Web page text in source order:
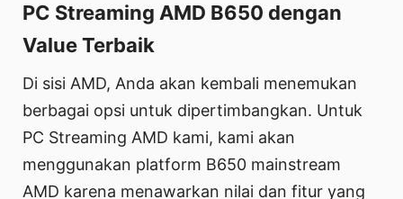
PC Streaming AMD B650 dengan
Value Terbaik
Di sisi AMD, Anda akan kembali menemukan
berbagai opsi untuk dipertimbangkan. Untuk
PC Streaming AMD kami, kami akan
menggunakan platform B650 mainstream
AMD karena menawarkan nilai dan fitur yang